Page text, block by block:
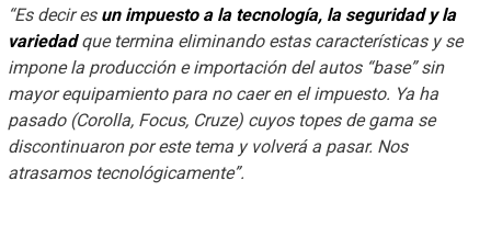
“Es decir es un impuesto a la tecnología, la seguridad y la
variedadque termina eliminando estas características y se
impone la producción e importación del autos “base” sin
mayor equipamiento para no caer en el impuesto. Ya ha
pasado (Corolla, Focus, Cruze) cuyos topes de gama se
discontinuaron por este tema y volverá a pasar. Nos
atrasamos tecnológicamente”.